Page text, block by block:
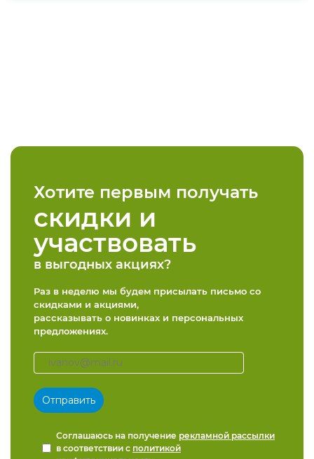
Хотите первым получать
скидки и
участвовать
в выгодных акциях?
Раз в неделю мы будем присылать письмо со
скидками и акциями,
рассказывать о новинках и персональных
предложениях.
Соглашаюсь на получение рекламной рассылки
в соответствии с политикой